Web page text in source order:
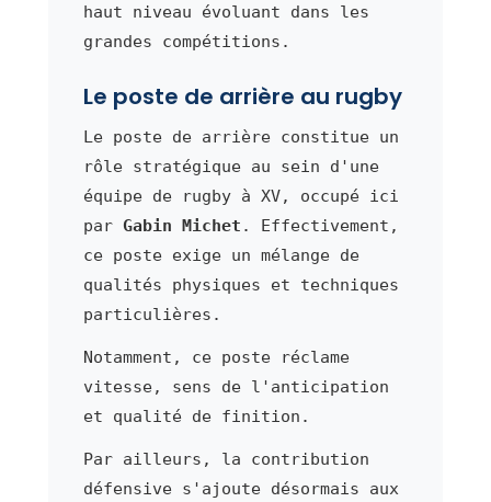
haut niveau évoluant dans les
grandes compétitions.
Le poste de arrière au rugby
Le poste de arrière constitue un
rôle stratégique au sein d'une
équipe de rugby à XV, occupé ici
par Gabin Michet . Effectivement,
ce poste exige un mélange de
qualités physiques et techniques
particulières.
Notamment, ce poste réclame
vitesse, sens de l'anticipation
et qualité de finition.
Par ailleurs, la contribution
défensive s'ajoute désormais aux